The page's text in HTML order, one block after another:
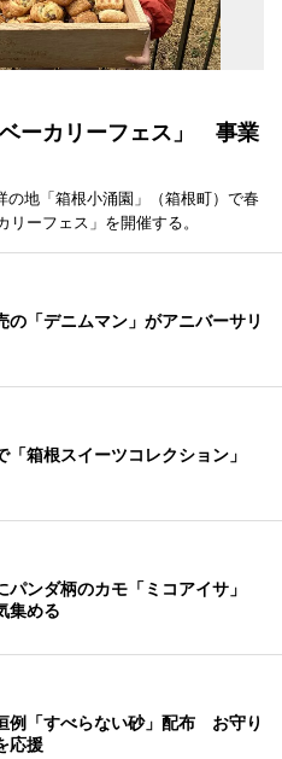
ーカリーフェス」 事業
地「箱根小涌園」（箱根町）で春
ーフェス」を開催する。
の「デニムマン」がアニバーサリ
「箱根スイーツコレクション」
パンダ柄のカモ「ミコアイサ」
集める
例「すべらない砂」配布 お守り
応援